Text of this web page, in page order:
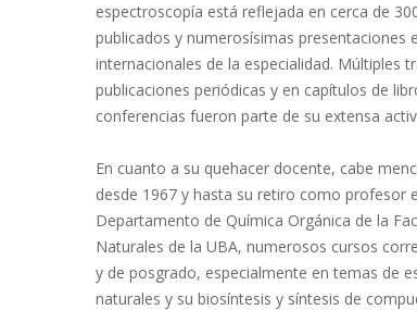
espectroscopía está reflejada en cerca de
publicados y numerosísimas presentaciones
internacionales de la especialidad. Múltiples
publicaciones periódicas y en capítulos de
conferencias fueron parte de su extensa
En cuanto a su quehacer docente, cabe
desde 1967 y hasta su retiro como profesor
Departamento de Química Orgánica de la
Naturales de la UBA, numerosos cursos
y de posgrado, especialmente en temas de
naturales y su biosíntesis y síntesis de